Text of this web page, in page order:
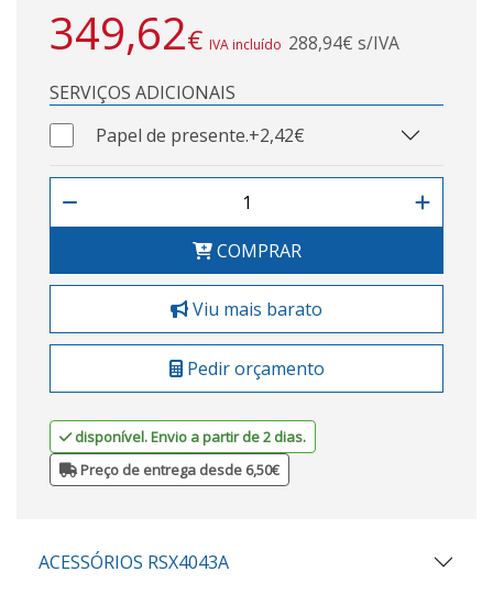
349,62€ IVA incluído 288,94€ s/IVA
SERVIÇOS ADICIONAIS
Papel de presente.+2,42€
COMPRAR
Viu mais barato
Pedir orçamento
disponível. Envio a partir de 2 dias.
Preço de entrega desde 6,50€
ACESSÓRIOS RSX4043A